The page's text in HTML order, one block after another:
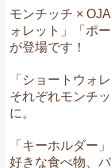
モンチッチ ×
ォレット」「ポ
が登場です！
「ショートウォ
それぞれモンチ
に。
「キーホルダー
好きな食べ物、